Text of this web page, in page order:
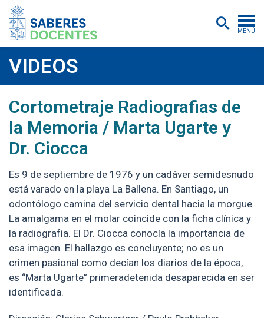
MENÚ
Postítulos y diplomados
Asistencias educativas
Investigación
Quiénes somos
Inscripciones
Certificados digitales
Aulas virtuales
VIDEOS
Cortometraje Radiografias de
la Memoria / Marta Ugarte y
Dr. Ciocca
Es 9 de septiembre de 1976 y un cadáver semidesnudo
está varado en la playa La Ballena. En Santiago, un
odontólogo camina del servicio dental hacia la morgue.
La amalgama en el molar coincide con la ficha clínica y
la radiografía. El Dr. Ciocca conocía la importancia de
esa imagen. El hallazgo es concluyente; no es un
crimen pasional como decían los diarios de la época,
es “Marta Ugarte” primeradetenida desaparecida en ser
identificada.